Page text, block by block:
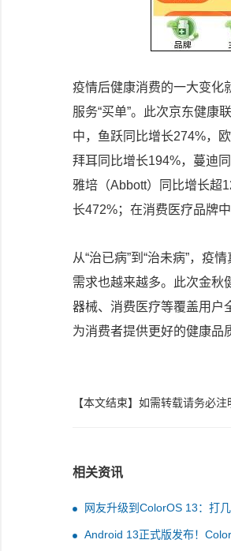
疫情后健康消费的一大变化
服务“买单”。此次京东健康
中，鱼跃同比增长274%，
拜耳同比增长194%，蔓迪
雅培（Abbott）同比增长超
长472%；在消费医疗品牌
从“治已病”到“治未病”，疫
需求也越来越多。此次金秋
器械、消费医疗等覆盖用户
为消费者提供更好的健康品
【本文结束】如需转载请务必
相关资讯
网友升级到ColorOS 13：打
Android 13正式版发布！